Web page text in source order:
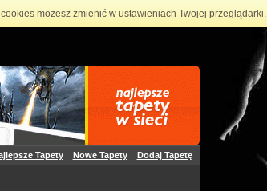
możesz zmienić w ustawieniach Twojej przeglądarki.
Tapety Nowe Tapety
Dodaj Tapetę